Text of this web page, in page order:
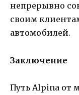
непрерывно
своим
автомобилей.
Заключение
Путь Alpina от